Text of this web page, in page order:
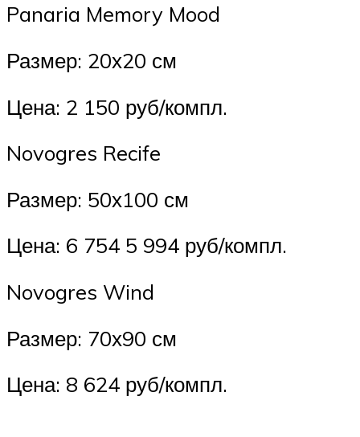
Panaria Memory Mood
Размер: 20х20 см
Цена: 2 150 руб/компл.
Novogres Recife
Размер: 50х100 см
Цена: 6 754 5 994 руб/компл.
Novogres Wind
Размер: 70х90 см
Цена: 8 624 руб/компл.